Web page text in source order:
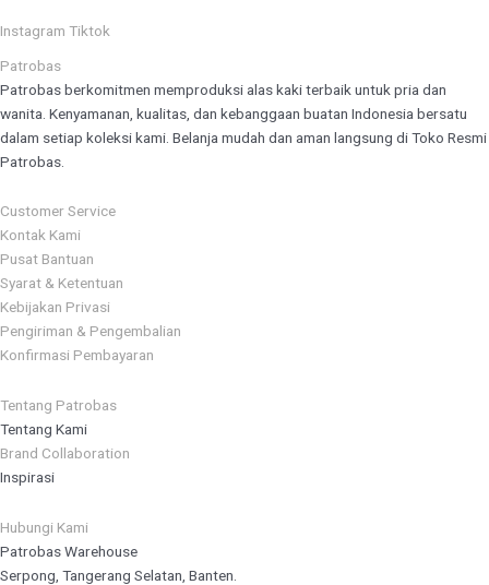
Instagram Tiktok
Patrobas
Patrobas berkomitmen memproduksi alas kaki terbaik untuk pria dan
wanita. Kenyamanan, kualitas, dan kebanggaan buatan Indonesia bersatu
dalam setiap koleksi kami. Belanja mudah dan aman langsung di Toko Resmi
Patrobas.
Customer Service
Kontak Kami
Pusat Bantuan
Syarat & Ketentuan
Kebijakan Privasi
Pengiriman & Pengembalian
Konfirmasi Pembayaran
Tentang Patrobas
Tentang Kami
Brand Collaboration
Inspirasi
Hubungi Kami
Patrobas Warehouse
Serpong, Tangerang Selatan, Banten.